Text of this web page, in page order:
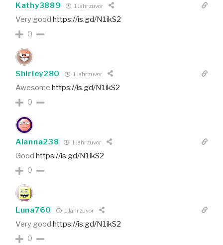
Kathy3889 1 Jahr zuvor
Very good https://is.gd/N1ikS2
0
Shirley280 1 Jahr zuvor
Awesome https://is.gd/N1ikS2
0
Alanna238 1 Jahr zuvor
Good https://is.gd/N1ikS2
0
Luna760 1 Jahr zuvor
Very good https://is.gd/N1ikS2
0